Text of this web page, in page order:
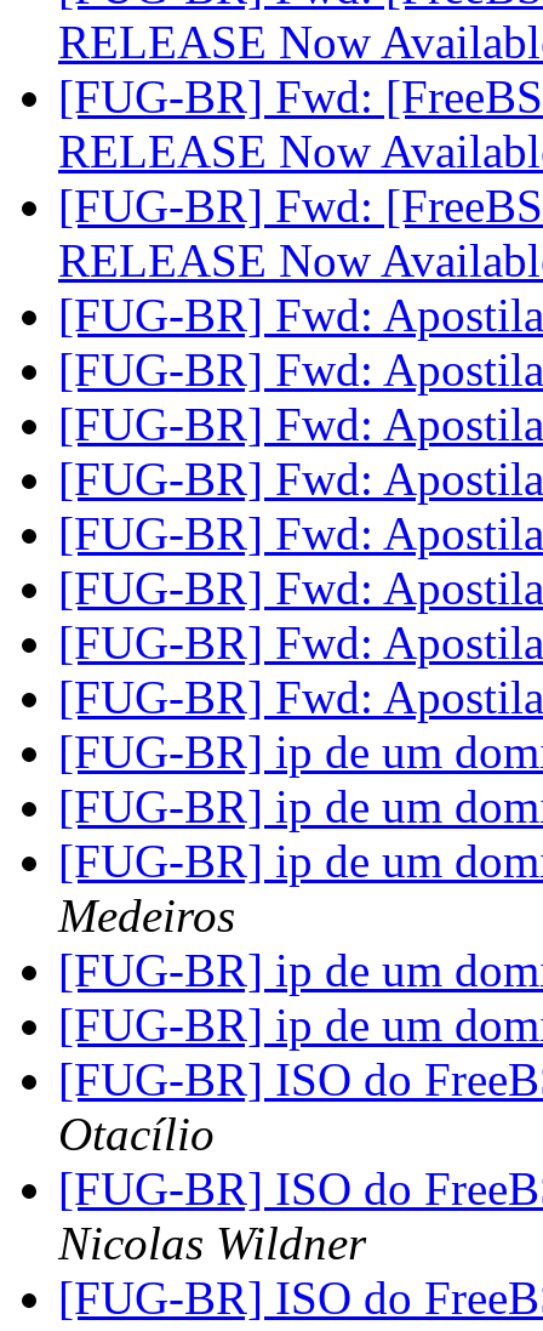
RELEASE Now
[FUG-BR] Fwd:
RELEASE Now
[FUG-BR] Fwd:
RELEASE Now
[FUG-BR] Fwd:
[FUG-BR] Fwd:
[FUG-BR] Fwd:
[FUG-BR] Fwd:
[FUG-BR] Fwd:
[FUG-BR] Fwd:
[FUG-BR] Fwd:
[FUG-BR] Fwd:
[FUG-BR] ip de um
[FUG-BR] ip de um
[FUG-BR] ip de um
Medeiros
[FUG-BR] ip de um
[FUG-BR] ip de um
[FUG-BR] ISO do
Otacílio
[FUG-BR] ISO do
Nicolas Wildner
[FUG-BR] ISO do